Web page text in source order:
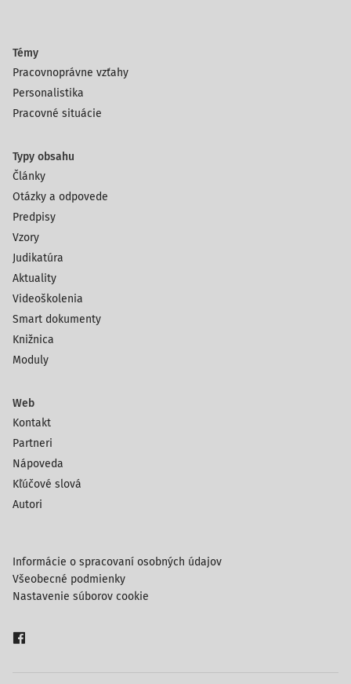
Témy
Pracovnoprávne vzťahy
Personalistika
Pracovné situácie
Typy obsahu
Články
Otázky a odpovede
Predpisy
Vzory
Judikatúra
Aktuality
Videoškolenia
Smart dokumenty
Knižnica
Moduly
Web
Kontakt
Partneri
Nápoveda
Kľúčové slová
Autori
Informácie o spracovaní osobných údajov
Všeobecné podmienky
Nastavenie súborov cookie